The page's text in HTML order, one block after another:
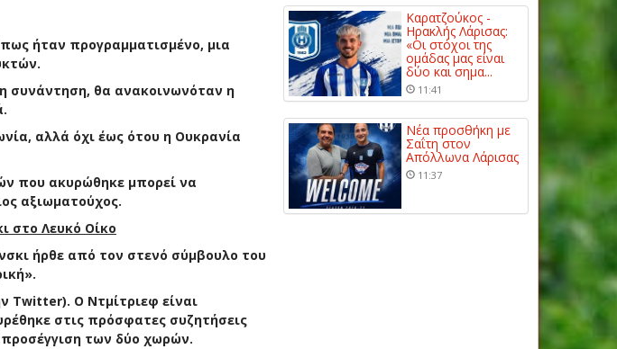
ήταν προγραμματισμένο, μια
συνάντηση, θα ανακοινωνόταν η
αλλά όχι έως ότου η Ουκρανία
που ακυρώθηκε μπορεί να
αξιωματούχος.
στο Λευκό Οίκο
ήρθε από τον στενό σύμβουλο του
Twitter). Ο Ντμίτριεφ είναι
στις πρόσφατες συζητήσεις
των δύο χωρών.
Καρατζούκος -
Ηρακλής Λάρισας:
«Οι στόχοι της
ομάδας μας είναι
δύο και σημα...
11:41
Νέα προσθήκη με
Σαΐτη στον
Απόλλωνα Λάρισας
11:37